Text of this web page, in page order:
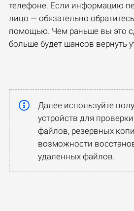
телефоне. Если информацию
лицо — обязательно
помощью. Чем раньше вы это
больше будет шансов вернуть
Далее используйте
устройств для
файлов, резервных
возможности
удаленных файлов.